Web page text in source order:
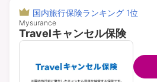
国内旅行保険ランキング 1位
Mysurance
Travelキャンセル保険